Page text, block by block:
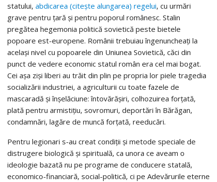
statului, abdicarea (citeşte alungarea) regelui, cu urmări
grave pentru ţară şi pentru poporul românesc. Stalin
pregătea hegemonia politică sovietică peste bietele
popoare est-europene. Românii trebuiau îngenuncheaţi la
acelaşi nivel cu popoarele din Uniunea Sovietică, căci din
punct de vedere economic statul român era cel mai bogat.
Cei aşa zişi liberi au trăit din plin pe propria lor piele tragedia
socializării industriei, a agriculturii cu toate fazele de
mascaradă şi înşelăciune: întovărăşiri, colhozuirea forţată,
plată pentru armistiţiu, sovromuri, deportări în Bărăgan,
condamnări, lagăre de muncă forţată, reeducări.
Pentru legionari s-au creat condiţii şi metode speciale de
distrugere biologică şi spirituală, ca unora ce aveam o
ideologie bazată nu pe programe de conducere statală,
economico-financiară, social-politică, ci pe Adevărurile eterne